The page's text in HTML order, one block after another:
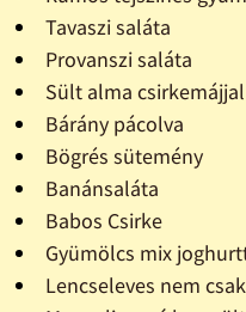
Tavaszi saláta
Provanszi saláta
Sült alma
Bárány pácolva
Bögrés sütemény
Banánsaláta
Babos Csirke
Gyümölcs mix
Lencseleves nem